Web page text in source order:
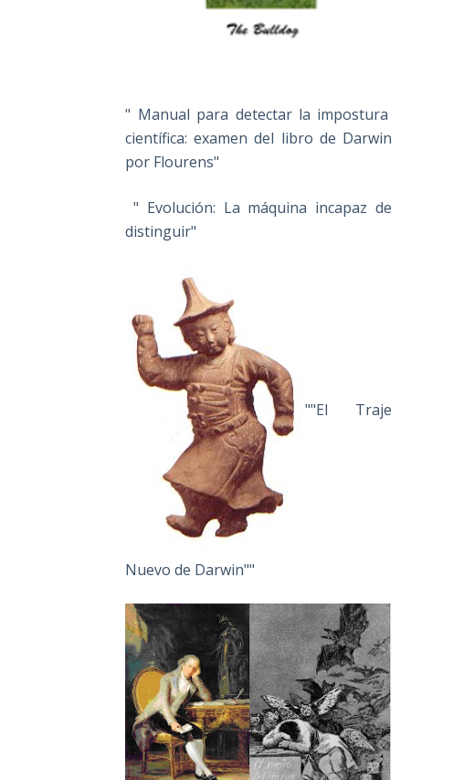
" Manual para detectar la impostura
científica: examen del libro de Darwin
por Flourens"
" Evolución: La máquina incapaz de
distinguir"
""El Traje
Nuevo de Darwin""